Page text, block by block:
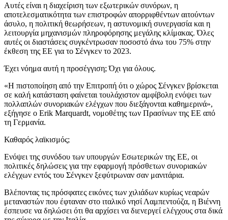
Αυτές είναι η διαχείριση των εξωτερικών συνόρων, η
αποτελεσματικότητα των επιστροφών απορριφθέντων αιτούντων
άσυλο, η πολιτική θεωρήσεων, η αστυνομική συνεργασία και η
λειτουργία μηχανισμών πληροφόρησης μεγάλης κλίμακας. Όλες
αυτές οι διαστάσεις συγκέντρωσαν ποσοστό άνω του 75% στην
έκθεση της ΕΕ για το Σένγκεν το 2023.
Έχει νόημα αυτή η προσέγγιση; Όχι για όλους.
«Η πιστοποίηση από την Επιτροπή ότι ο χώρος Σένγκεν βρίσκεται
σε καλή κατάσταση φαίνεται τουλάχιστον αμφίβολη ενόψει των
πολλαπλών συνοριακών ελέγχων που διεξάγονται καθημερινά»,
εξήγησε ο Erik Marquardt, νομοθέτης των Πρασίνων της ΕΕ από
τη Γερμανία.
Καθαρός λαϊκισμός;
Ενόψει της συνόδου των υπουργών Εσωτερικών της ΕΕ, οι
πολιτικές δηλώσεις για την εφαρμογή πρόσθετων συνοριακών
ελέγχων εντός του Σένγκεν ξεφύτρωναν σαν μανιτάρια.
Βλέποντας τις πρόσφατες εικόνες των χιλιάδων κυρίως νεαρών
μεταναστών που έφταναν στο ιταλικό νησί Λαμπεντούζα, η Βιέννη
έσπευσε να δηλώσει ότι θα αρχίσει να διενεργεί ελέγχους στα δικά